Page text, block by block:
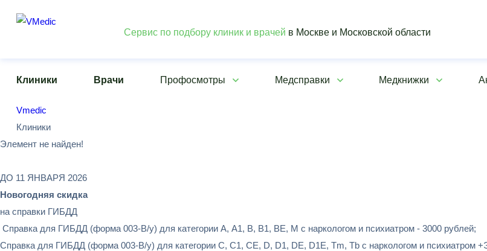
Сервис по подбору клиник и врачей в Москве и Московской области
Клиники Врачи Профосмотры Медсправки Медкнижки
Vmedic
Клиники
Элемент не найден!
ДО 11 ЯНВАРЯ 2026
Новогодняя скидка
на справки ГИБДД
Справка для ГИБДД (форма 003-В/у) для категории А, А1, В, В1, ВЕ, М с наркологом и психиатром - 3000 рублей;
Справка для ГИБДД (форма 003-В/у) для категории С, С1, СЕ, D, D1, DЕ, D1E, Tm, Tb с наркологом и психиатром